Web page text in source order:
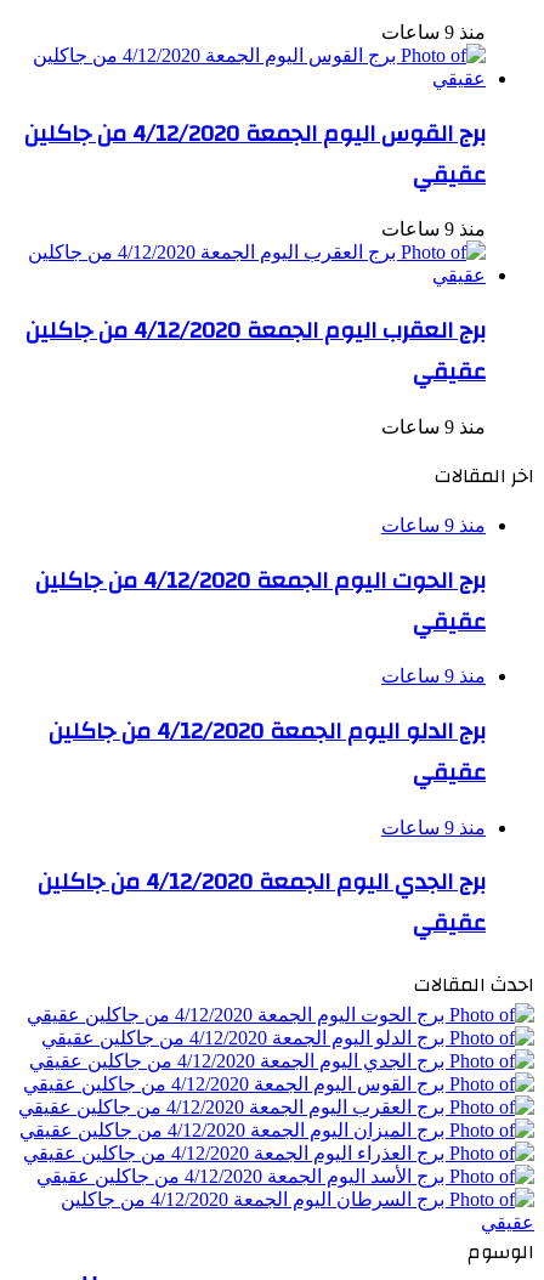
منذ 9 ساعات
برج القوس اليوم الجمعة 4/12/2020 من جاكلين
عقيقي
منذ 9 ساعات
برج العقرب اليوم الجمعة 4/12/2020 من جاكلين
عقيقي
منذ 9 ساعات
اخر المقالات
منذ 9 ساعات
برج الحوت اليوم الجمعة 4/12/2020 من جاكلين
عقيقي
منذ 9 ساعات
برج الدلو اليوم الجمعة 4/12/2020 من جاكلين
عقيقي
منذ 9 ساعات
برج الجدي اليوم الجمعة 4/12/2020 من جاكلين
عقيقي
احدث المقالات
الوسوم